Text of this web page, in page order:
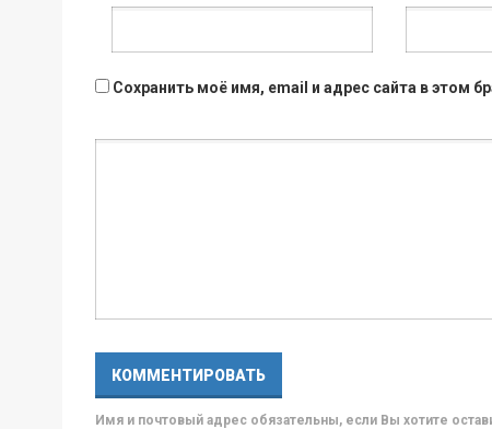
Сохранить моё имя, email и адрес сайта в этом
Имя и почтовый адрес обязательны, если Вы хотите